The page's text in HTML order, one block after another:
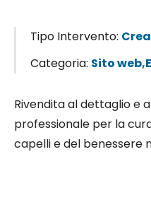
Tipo Intervento:
Categoria: Sito
Rivendita al dettaglio e
professionale per la
capelli e del benessere